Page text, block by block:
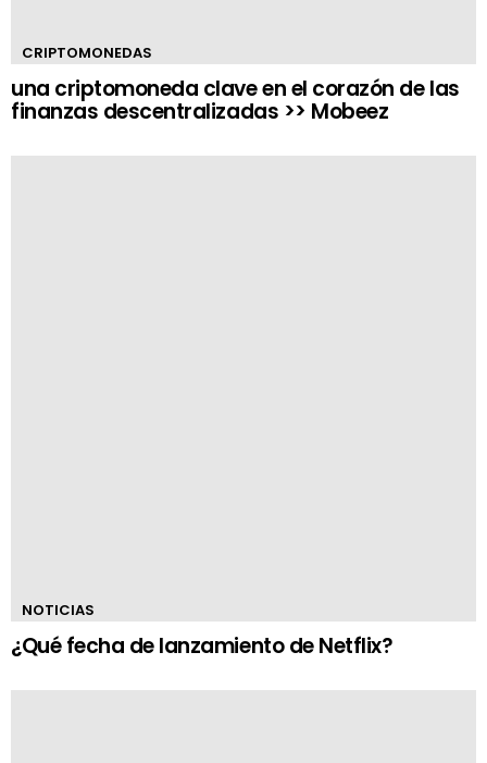
CRIPTOMONEDAS
una criptomoneda clave en el corazón de las
finanzas descentralizadas >> Mobeez
NOTICIAS
¿Qué fecha de lanzamiento de Netflix?